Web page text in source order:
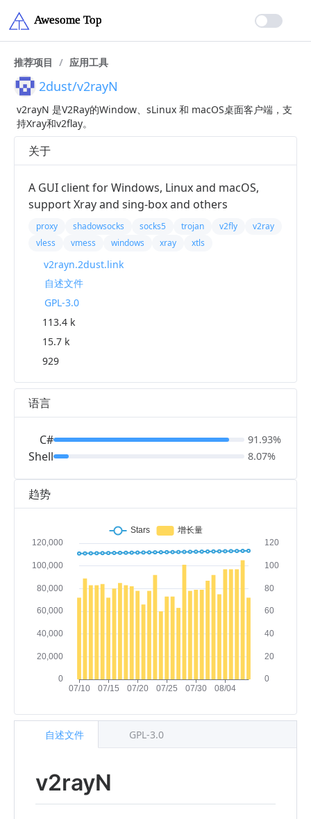
推荐项目 / 应用工具
2dust/v2rayN
v2rayN 是V2Ray的Window、sLinux 和 macOS桌面客户端，支
持Xray和v2flay。
趋势
v2rayN
自述文件 GPL-3.0
关于
A GUI client for Windows, Linux and macOS,
support Xray and sing-box and others
proxy shadowsocks socks5 trojan v2fly
v2ray
vless
vmess windows xray xtls
v2rayn.2dust.link
自述文件
GPL-3.0
113.4 k
15.7 k
929
语言
C#
Shell
91.93%
8.07%